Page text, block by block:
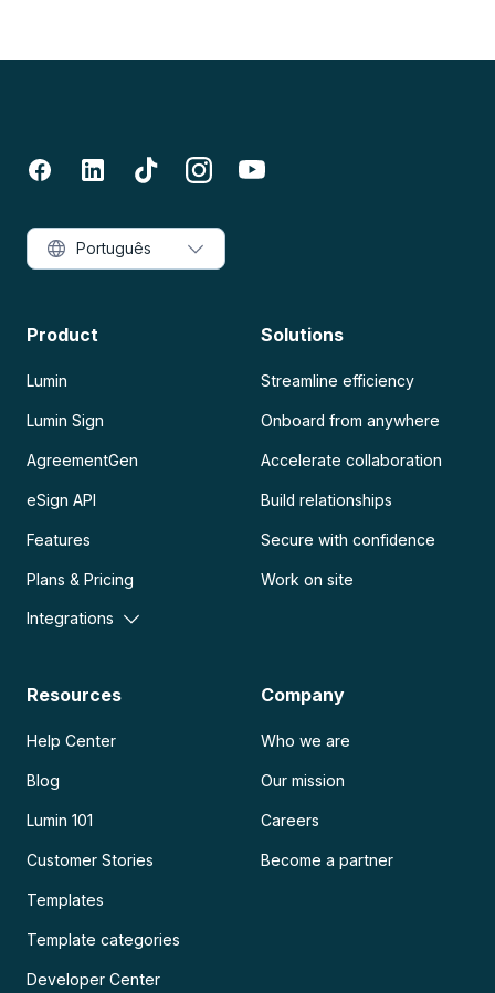
Product
Lumin
Lumin Sign
AgreementGen
eSign API
Features
Plans & Pricing
Integrations
Solutions
Streamline efficiency
Onboard from anywhere
Accelerate collaboration
Build relationships
Secure with confidence
Work on site
Resources
Help Center
Blog
Lumin 101
Customer Stories
Templates
Template categories
Developer Center
Company
Who we are
Our mission
Careers
Become a partner
Português